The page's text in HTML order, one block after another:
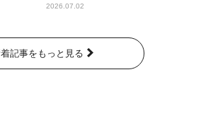
2026.07.02
記事をもっと見る